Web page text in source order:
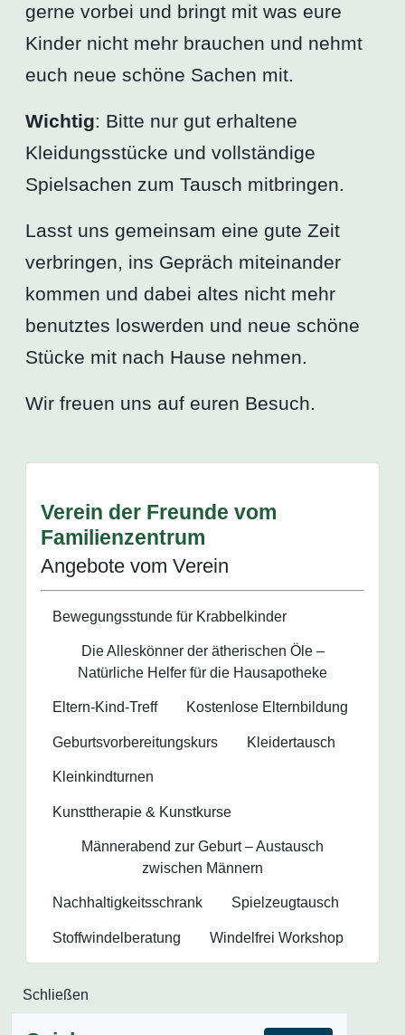
gerne vorbei und bringt mit was eure
Kinder nicht mehr brauchen und nehmt
euch neue schöne Sachen mit.
Wichtig: Bitte nur gut erhaltene
Kleidungsstücke und vollständige
Spielsachen zum Tausch mitbringen.
Lasst uns gemeinsam eine gute Zeit
verbringen, ins Gepräch miteinander
kommen und dabei altes nicht mehr
benutztes loswerden und neue schöne
Stücke mit nach Hause nehmen.
Wir freuen uns auf euren Besuch.
Verein der Freunde vom
Familienzentrum
Angebote vom Verein
Bewegungsstunde für Krabbelkinder
Die Alleskönner der ätherischen Öle –
Natürliche Helfer für die Hausapotheke
Eltern-Kind-Treff Kostenlose Elternbildung
Geburtsvorbereitungs­kurs Kleidertausch
Kleinkindturnen
Kunsttherapie & Kunstkurse
Männerabend zur Geburt – Austausch
zwischen Männern
Nachhaltigkeitsschrank Spielzeugtausch
Stoffwindelberatung Windelfrei Workshop
Schließen